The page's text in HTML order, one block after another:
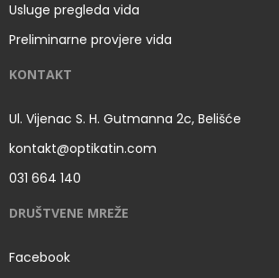
Usluge pregleda vida
Preliminarne provjere vida
KONTAKT
Ul. Vijenac S. H. Gutmanna 2c, Belišće
kontakt@optikatin.com
031 664 140
DRUŠTVENE MREŽE
Facebook